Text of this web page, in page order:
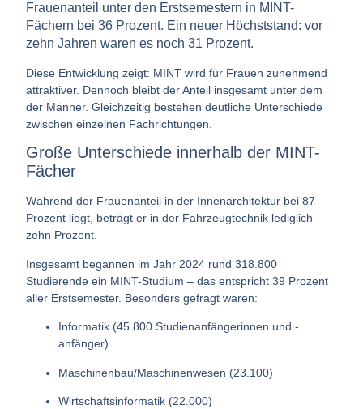
Frauenanteil unter den Erstsemestern in MINT-
Fächern bei36 Prozent. Ein neuer Höchststand: vor
zehn Jahren waren es noch 31 Prozent.
Diese Entwicklung zeigt: MINT wird für Frauen zunehmend
attraktiver. Dennoch bleibt der Anteil insgesamt unter dem
der Männer. Gleichzeitig bestehen deutliche Unterschiede
zwischen einzelnen Fachrichtungen.
Große Unterschiede innerhalb der MINT-
Fächer
Während der Frauenanteil in der Innenarchitektur bei 87
Prozent liegt, beträgt er in der Fahrzeugtechnik lediglich
zehn Prozent.
Insgesamt begannen im Jahr 2024 rund318.800
Studierende ein MINT-Studium – das entspricht 39 Prozent
aller Erstsemester. Besonders gefragt waren:
Informatik (45.800 Studienanfängerinnen und -
anfänger)
Maschinenbau/Maschinenwesen (23.100)
Wirtschaftsinformatik (22.000)